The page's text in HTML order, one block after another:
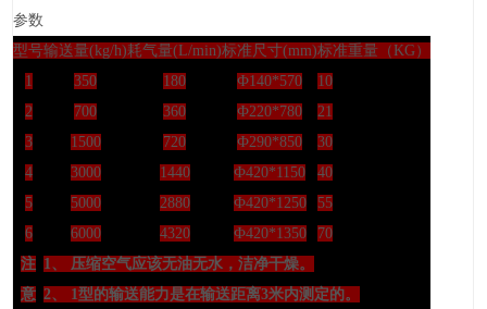
参数
型号输送量(kg/h)耗气量(L/min)标准尺寸(mm)标准重量（ KG）
1
350 180 Ф140*570
10
2
700 360 Ф220*780
21
3
1500 720 Ф290*850
30
4
3000 1440 Ф420*1150
40
5
5000 2880 Ф420*1250
55
6
6000 4320 Ф420*1350
70
注
意
1、 压缩空气应该无油无水，洁净干燥。
2、 1型的输送能力是在输送距离3米内测定的。